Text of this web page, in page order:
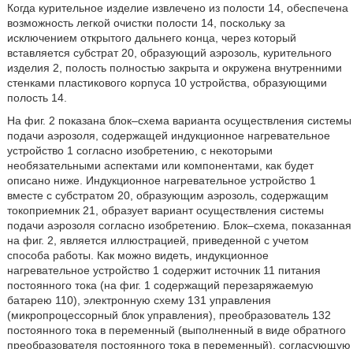
Когда курительное изделие извлечено из полости 14, обеспечена
возможность легкой очистки полости 14, поскольку за
исключением открытого дальнего конца, через который
вставляется субстрат 20, образующий аэрозоль, курительного
изделия 2, полость полностью закрыта и окружена внутренними
стенками пластикового корпуса 10 устройства, образующими
полость 14.
На фиг. 2 показана блок–схема варианта осуществления системы
подачи аэрозоля, содержащей индукционное нагревательное
устройство 1 согласно изобретению, с некоторыми
необязательными аспектами или компонентами, как будет
описано ниже. Индукционное нагревательное устройство 1
вместе с субстратом 20, образующим аэрозоль, содержащим
токоприемник 21, образует вариант осуществления системы
подачи аэрозоля согласно изобретению. Блок–схема, показанная
на фиг. 2, является иллюстрацией, приведенной с учетом
способа работы. Как можно видеть, индукционное
нагревательное устройство 1 содержит источник 11 питания
постоянного тока (на фиг. 1 содержащий перезаряжаемую
батарею 110), электронную схему 131 управления
(микропроцессорный блок управления), преобразователь 132
постоянного тока в переменный (выполненный в виде обратного
преобразователя постоянного тока в переменный), согласующую